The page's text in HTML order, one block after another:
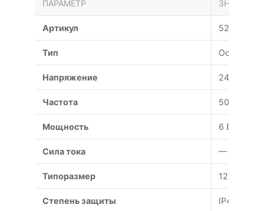
ПАРАМЕТР ЗНАЧЕНИЕ
Артикул 5214NN
Тип Осевой
Напряжение 24 В
Частота 50 Гц
Мощность 6 Вт
Сила тока — А
Типоразмер
Степень защиты IP44